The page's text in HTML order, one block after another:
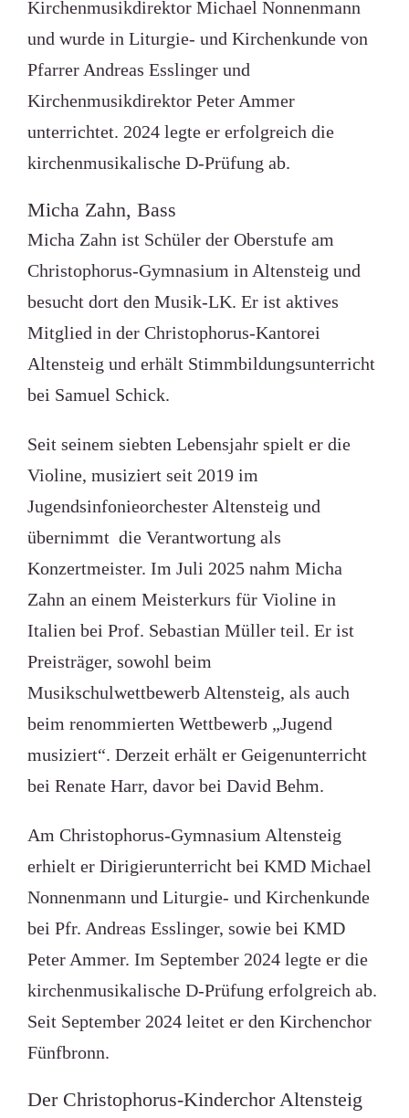
Kirchenmusikdirektor Michael Nonnenmann
und wurde in Liturgie- und Kirchenkunde von
Pfarrer Andreas Esslinger und
Kirchenmusikdirektor Peter Ammer
unterrichtet. 2024 legte er erfolgreich die
kirchenmusikalische D-Prüfung ab.
Micha Zahn, Bass
Micha Zahn ist Schüler der Oberstufe am
Christophorus-Gymnasium in Altensteig und
besucht dort den Musik-LK. Er ist aktives
Mitglied in der Christophorus-Kantorei
Altensteig und erhält Stimmbildungsunterricht
bei Samuel Schick.
Seit seinem siebten Lebensjahr spielt er die
Violine, musiziert seit 2019 im
Jugendsinfonieorchester Altensteig und
übernimmt die Verantwortung als
Konzertmeister. Im Juli 2025 nahm Micha
Zahn an einem Meisterkurs für Violine in
Italien bei Prof. Sebastian Müller teil. Er ist
Preisträger, sowohl beim
Musikschulwettbewerb Altensteig, als auch
beim renommierten Wettbewerb „Jugend
musiziert“. Derzeit erhält er Geigenunterricht
bei Renate Harr, davor bei David Behm.
Am Christophorus-Gymnasium Altensteig
erhielt er Dirigierunterricht bei KMD Michael
Nonnenmann und Liturgie- und Kirchenkunde
bei Pfr. Andreas Esslinger, sowie bei KMD
Peter Ammer. Im September 2024 legte er die
kirchenmusikalische D-Prüfung erfolgreich ab.
Seit September 2024 leitet er den Kirchenchor
Fünfbronn.
Der Christophorus-Kinderchor Altensteig